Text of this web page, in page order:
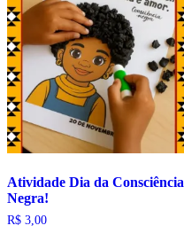
Atividade Dia da Consciência
Negra!
R$ 3,00